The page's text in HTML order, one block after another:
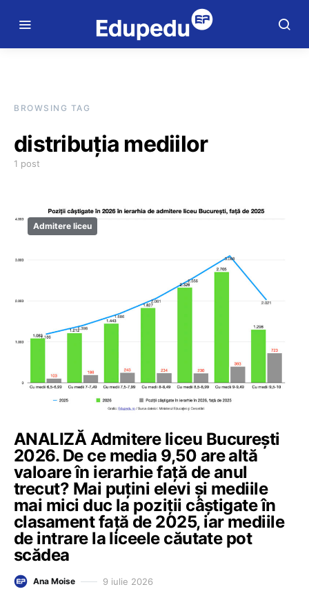
BROWSING TAG
distribuția mediilor
1 post
Admitere liceu
ANALIZĂ Admitere liceu București
2026. De ce media 9,50 are altă
valoare în ierarhie față de anul
trecut? Mai puțini elevi și mediile
mai mici duc la poziții câștigate în
clasament față de 2025, iar mediile
de intrare la liceele căutate pot
scădea
Ana Moise 9 iulie 2026